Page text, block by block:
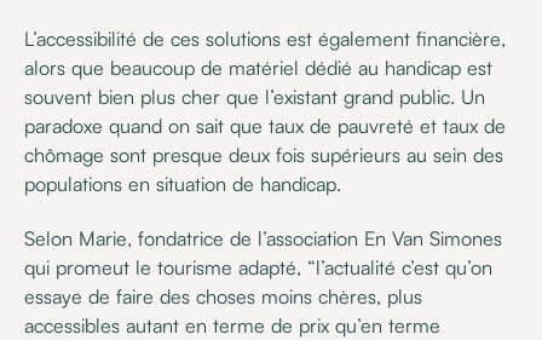
L’accessibilité de ces solutions est également financière,
alors que beaucoup de matériel dédié au handicap est
souvent bien plus cher que l’existant grand public. Un
paradoxe quand on sait que taux de pauvreté et taux de
chômage sont presque deux fois supérieurs au sein des
populations en situation de handicap.
Selon Marie, fondatrice de l’association En Van Simones
qui promeut le tourisme adapté, “l’actualité c’est qu’on
essaye de faire des choses moins chères, plus
accessibles autant en terme de prix qu’en terme